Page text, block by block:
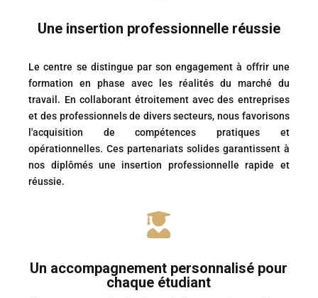
Une insertion professionnelle réussie
Le centre se distingue par son engagement à offrir une
formation en phase avec les réalités du marché du
travail. En collaborant étroitement avec des entreprises
et des professionnels de divers secteurs, nous favorisons
l'acquisition de compétences pratiques et
opérationnelles. Ces partenariats solides garantissent à
nos diplômés une insertion professionnelle rapide et
réussie.

Un accompagnement personnalisé pour
chaque étudiant